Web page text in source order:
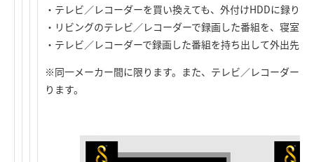
・テレビ／レコーダーを買い換えても、外付けHDDに録り
・リビングのテレビ／レコーダーで録画した番組を、寝室
・テレビ／レコーダーで録画した番組を持ち出して外出先で
※同一メーカー間に限ります。また、テレビ／レコーダー
ります。